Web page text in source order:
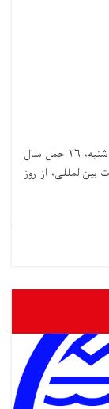
قرار است اداره ملی آمادگی مبارزه با حوادث،‌ روز سه شنبه، ۲۶ حمل سال
از روز